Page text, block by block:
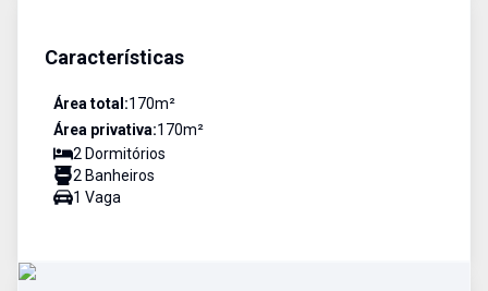
Características
Área total:170m²
Área privativa:170m²
2 Dormitórios
2 Banheiros
1 Vaga